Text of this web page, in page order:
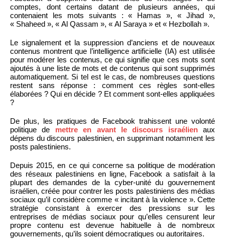
comptes, dont certains datant de plusieurs années, qui
contenaient les mots suivants : « Hamas », « Jihad »,
« Shaheed », « Al Qassam », « Al Saraya » et « Hezbollah ».
Le signalement et la suppression d’anciens et de nouveaux
contenus montrent que l’intelligence artificielle (IA) est utilisée
pour modérer les contenus, ce qui signifie que ces mots sont
ajoutés à une liste de mots et de contenus qui sont supprimés
automatiquement. Si tel est le cas, de nombreuses questions
restent sans réponse : comment ces règles sont-elles
élaborées ? Qui en décide ? Et comment sont-elles appliquées
?
De plus, les pratiques de Facebook trahissent une volonté
politique de mettre en avant le discours israélienaux
dépens du discours palestinien, en supprimant notamment les
posts palestiniens.
Depuis 2015, en ce qui concerne sa politique de modération
des réseaux palestiniens en ligne, Facebook a satisfait à la
plupart des demandes de la cyber-unité du gouvernement
israélien, créée pour contrer les posts palestiniens des médias
sociaux qu’il considère comme « incitant à la violence ». Cette
stratégie consistant à exercer des pressions sur les
entreprises de médias sociaux pour qu’elles censurent leur
propre contenu est devenue habituelle à de nombreux
gouvernements, qu’ils soient démocratiques ou autoritaires.